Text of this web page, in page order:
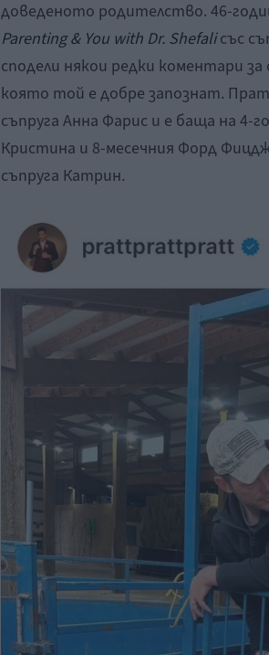
доведеното родителство. 46-
Parenting& You with Dr. Shefaliсъс
сподели някои редки коментари
която той е добре запознат.
съпруга Анна Фарис и е баща на
Кристина и 8-месечния Форд
съпруга Катрин.